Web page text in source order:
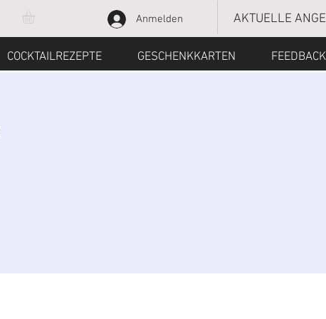
Anmelden AKTUELLE
COCKTAILREZEPTE GESCHENKKARTEN FEEDBACK